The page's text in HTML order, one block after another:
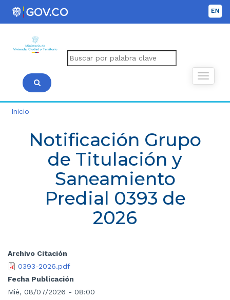
Inicio
Notificación Grupo
de Titulación y
Saneamiento
Predial 0393 de
2026
Archivo Citación
0393-2026.pdf
Fecha Publicación
Mié, 08/07/2026 - 08:00